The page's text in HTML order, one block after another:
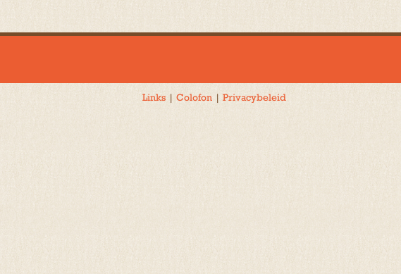
Links | Colofon | Privacybeleid